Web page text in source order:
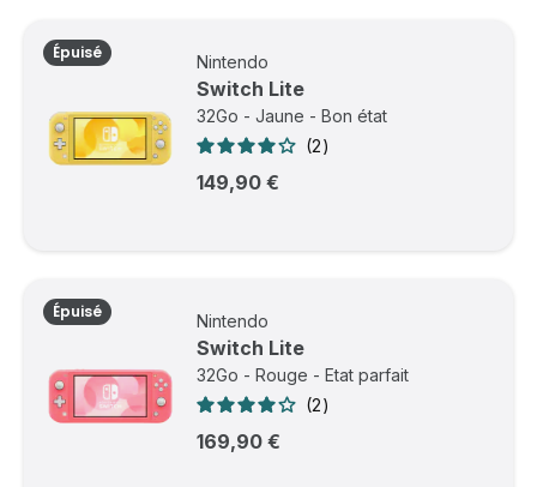
Épuisé Nintendo
Switch Lite
32Go - Jaune - Bon état
2
149,90 €
Épuisé Nintendo
Switch Lite
32Go - Rouge - Etat parfait
2
169,90 €